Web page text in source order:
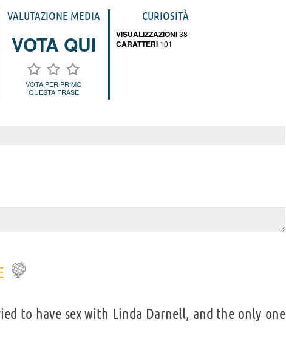
VALUTAZIONE MEDIA
VOTA QUI
VOTA PER PRIMO
QUESTA FRASE
CURIOSITÀ
VISUALIZZAZIONI38
CARATTERI 101
to have sex with Linda Darnell, and the only one